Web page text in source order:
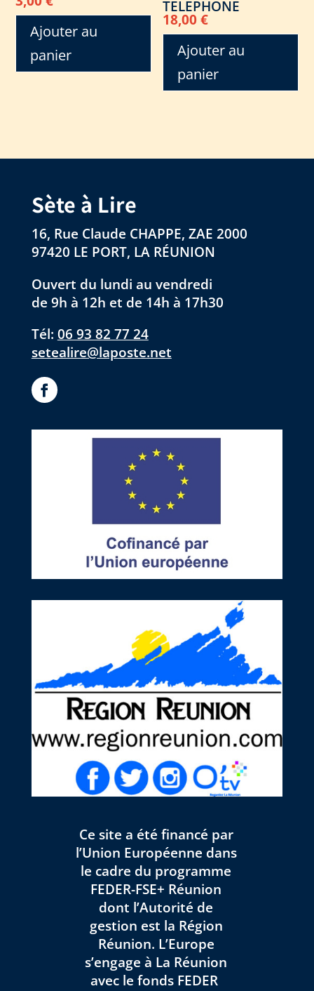
Ajouter au
panier
TELEPHONE
18,00€
Ajouter au
panier
Sète à Lire
16, Rue Claude CHAPPE, ZAE 2000
97420 LE PORT, LA RÉUNION
Ouvert du lundi au vendredi
de 9h à 12h et de 14h à 17h30
Tél: 06 93 82 77 24
setealire@laposte.net
Ce site a été financé par
l’Union Européenne dans
le cadre du programme
FEDER-FSE+ Réunion
dont l’Autorité de
gestion est la Région
Réunion. L’Europe
s’engage à La Réunion
avec le fonds FEDER